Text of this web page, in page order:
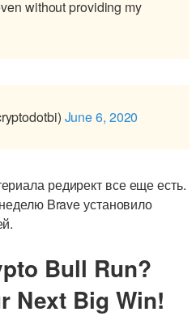
without providing my
June 6, 2020
редирект все еще есть.
Brave установило
Bull Run?
Next Big Win!